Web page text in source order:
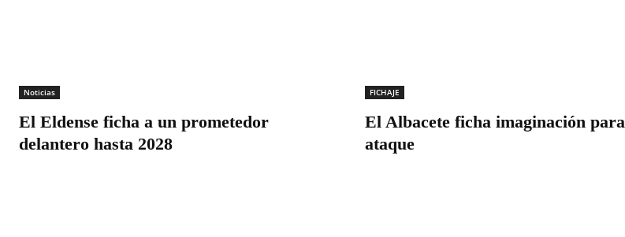
Noticias
El Eldense ficha a un prometedor
delantero hasta 2028
FICHAJE
El Albacete ficha imaginación
ataque